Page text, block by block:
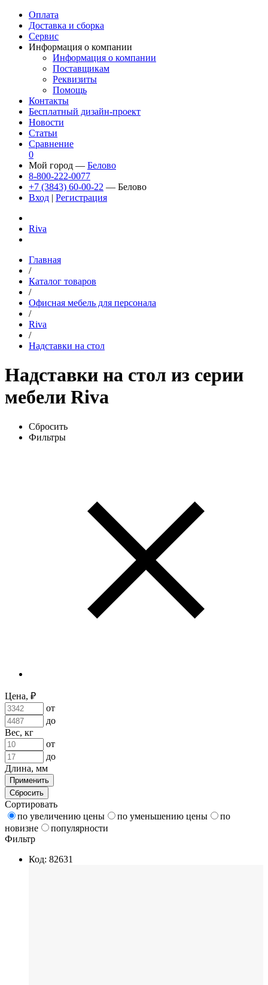
Оплата
Доставка и сборка
Сервис
Информация о компании
Информация о компании
Поставщикам
Реквизиты
Помощь
Контакты
Бесплатный дизайн-проект
Новости
Статьи
Сравнение
0
Мой город — Белово
8-800-222-0077
+7 (3843) 60-00-22 — Белово
Вход | Регистрация
Riva
Главная
/
Каталог товаров
/
Офисная мебель для персонала
/
Riva
/
Надставки на стол
Надставки на стол из серии
мебели Riva
Сбросить
Фильтры
Цена, ₽
от
до
Вес, кг
от
до
Длина, мм
Применить
Сбросить
Сортировать
по увеличению цены
по уменьшению цены
по
новизне
популярности
Фильтр
Код: 82631